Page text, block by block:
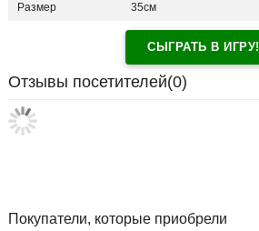
Размер 35см
СЫГРАТЬ В ИГРУ!
Отзывы посетителей(0)
Покупатели, которые приобрели